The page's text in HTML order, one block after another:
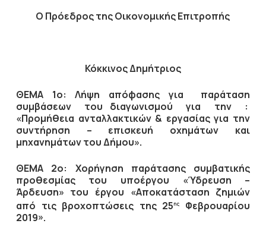
Ο Πρόεδροςτης Οικονομικής Επιτροπής
Κόκκινος Δημήτριος
ΘΕΜΑ 1ο: Λήψη απόφασης για παράταση
συμβάσεων του διαγωνισμού για την :
«Προμήθεια ανταλλακτικών & εργασίας για την
συντήρηση – επισκευή οχημάτων και
μηχανημάτων του Δήμου».
ΘΕΜΑ 2ο: Xορήγηση παράτασης συμβατικής
προθεσμίας του υποέργου «Ύδρευση –
Άρδευση» του έργου «Αποκατάσταση ζημιών
από τις βροχοπτώσεις της 25ης
Φεβρουαρίου
2019».